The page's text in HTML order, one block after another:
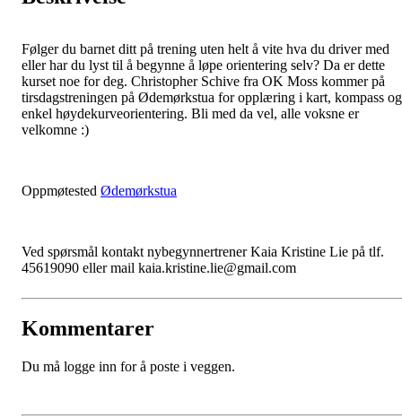
Følger du barnet ditt på trening uten helt å vite hva du driver med
eller har du lyst til å begynne å løpe orientering selv? Da er dette
kurset noe for deg. Christopher Schive fra OK Moss kommer på
tirsdagstreningen på Ødemørkstua for opplæring i kart, kompass og
enkel høydekurveorientering. Bli med da vel, alle voksne er
velkomne :)
Oppmøtested Ødemørkstua
Ved spørsmål kontakt nybegynnertrener Kaia Kristine Lie på tlf.
45619090 eller mail kaia.kristine.lie@gmail.com
Kommentarer
Du må logge inn for å poste i veggen.